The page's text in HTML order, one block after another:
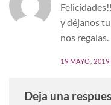
y déjanos
nos regalas.
19 MAYO, 2019
Deja una